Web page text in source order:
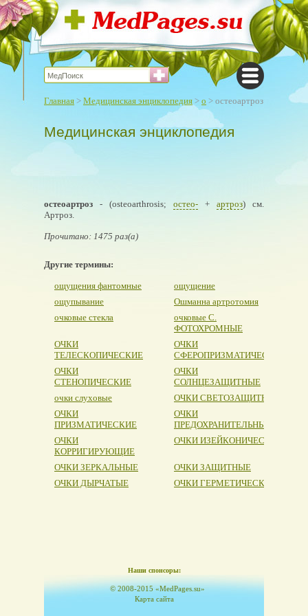
Главная > Медицинская энциклопедия > о > остеоартроз
Медицинская энциклопедия
остеоартроз - (osteoarthrosis; остео- + артроз) см.
Артроз.
Прочитано: 1475 раз(а)
Другие термины:
ощущения фантомные
ощущение
ощупывание
Ошманна артротомия
очковые стекла
очковые С.
ФОТОХРОМНЫЕ
ОЧКИ
ТЕЛЕСКОПИЧЕСКИЕ
ОЧКИ
СФЕРОПРИЗМАТИЧЕСКИЕ
ОЧКИ
СТЕНОПИЧЕСКИЕ
ОЧКИ
СОЛНЦЕЗАЩИТНЫЕ
очки слуховые
ОЧКИ СВЕТОЗАЩИТНЫЕ
ОЧКИ
ПРИЗМАТИЧЕСКИЕ
ОЧКИ
ПРЕДОХРАНИТЕЛЬНЫЕ
ОЧКИ
КОРРИГИРУЮЩИЕ
ОЧКИ ИЗЕЙКОНИЧЕСКИЕ
ОЧКИ ЗЕРКАЛЬНЫЕ
ОЧКИ ЗАЩИТНЫЕ
ОЧКИ ДЫРЧАТЫЕ
ОЧКИ ГЕРМЕТИЧЕСКИЕ
Наши спонсоры:
© 2008-2015 «MedPages.su»
Карта сайта